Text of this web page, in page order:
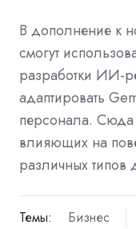
В дополнение к
смогут
разработки ИИ-
адаптировать
персонала. Сюда
влияющих на
различных типов
Темы: Бизнес